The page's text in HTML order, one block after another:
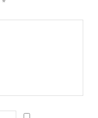
*